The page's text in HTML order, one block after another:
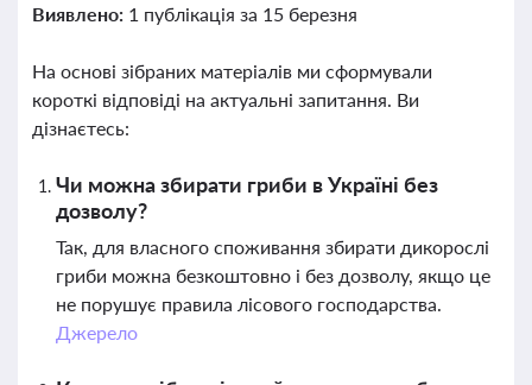
Виявлено: 1 публікація за 15 березня
На основі зібраних матеріалів ми сформували
короткі відповіді на актуальні запитання. Ви
дізнаєтесь:
Чи можна збирати гриби в Україні без
дозволу?
Так, для власного споживання збирати дикорослі
гриби можна безкоштовно і без дозволу, якщо це
не порушує правила лісового господарства.
Джерело